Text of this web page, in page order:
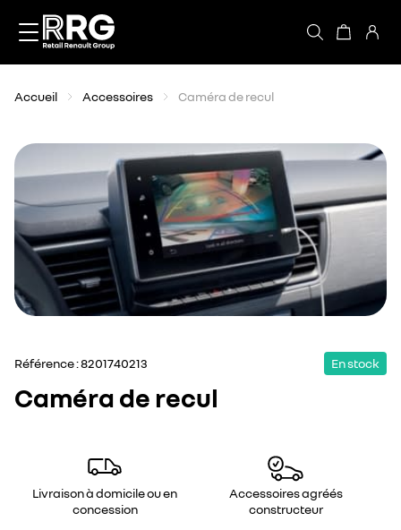
Accueil Accessoires Caméra de recul
Référence :8201740213 En stock
Caméra de recul
Livraison à domicile ou en
concession
Accessoires agréés
constructeur